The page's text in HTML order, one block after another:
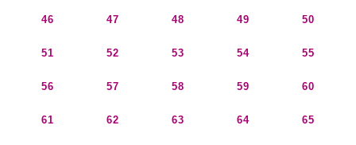
46 47 48 49 50
51 52 53 54 55
56 57 58 59 60
61 62 63 64 65